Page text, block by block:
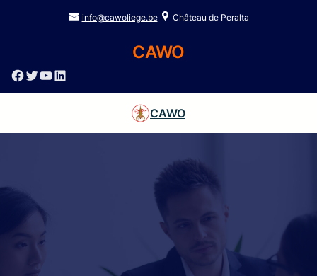
info@cawoliege.be Château de Peralta
CAWO
Facebook Twitter YouTube LinkedIn
CAWO